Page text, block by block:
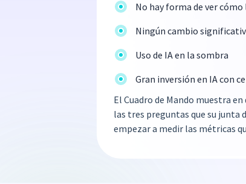
No hay forma de ver
Ningún cambio
Uso de IA en la sombra
Gran inversión en IA con
El Cuadro de Mando muestra
las tres preguntas que su junta
empezar a medir las métricas